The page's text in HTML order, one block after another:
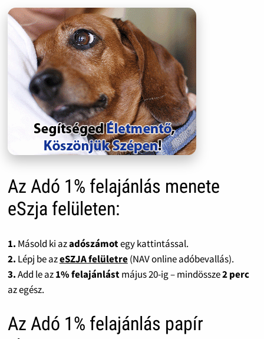
Az Adó 1% felajánlás menete
eSzja felületen:
1. Másold ki azadószámotegy kattintással.
2. Lépj be azeSZJA felületre(NAV online adóbevallás).
3.Add le az1% felajánlástmájus 20-ig – mindössze2 perc
az egész.
Az Adó 1% felajánlás papír